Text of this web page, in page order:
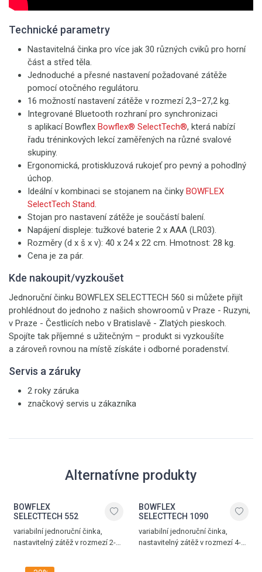
Technické parametry
Nastavitelná činka pro více jak 30 různých cviků pro horní
část a střed těla.
Jednoduché a přesné nastavení požadované zátěže
pomocí otočného regulátoru.
16 možností nastavení zátěže v rozmezí 2,3–27,2 kg.
Integrované Bluetooth rozhraní pro synchronizaci
s aplikací Bowflex Bowflex® SelectTech®, která nabízí
řadu tréninkových lekcí zaměřených na různé svalové
skupiny.
Ergonomická, protiskluzová rukojeť pro pevný a pohodlný
úchop.
Ideální v kombinaci se stojanem na činky BOWFLEX
SelectTech Stand.
Stojan pro nastavení zátěže je součástí balení.
Napájení displeje: tužkové baterie 2 x AAA (LR03).
Rozměry (d x š x v): 40 x 24 x 22 cm. Hmotnost: 28 kg.
Cena je za pár.
Kde nakoupit/vyzkoušet
Jednoruční činku BOWFLEX SELECTTECH 560 si můžete přijít
prohlédnout do jednoho z našich showroomů v Praze - Ruzyni,
v Praze - Čestlicích nebo v Bratislavě - Zlatých pieskoch.
Spojíte tak příjemné s užitečným – produkt si vyzkoušíte
a zároveň rovnou na místě získáte i odborné poradenství.
Servis a záruky
2 roky záruka
značkový servis u zákazníka
Alternatívne produkty
BOWFLEX
SELECTTECH 552
variabilní jednoruční činka,
nastavitelný zátěž v rozmezí 2-
lehce uskladnitelná, cena za 1
BOWFLEX
SELECTTECH 1090
variabilní jednoruční činka,
nastavitelný zátěž v rozmezí 4-